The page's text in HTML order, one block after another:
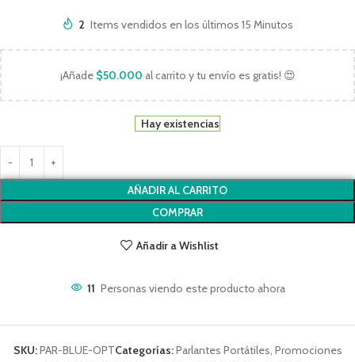
2 Items vendidos en los últimos 15 Minutos
¡Añade $50.000 al carrito y tu envío es gratis! 😍
Hay existencias
AÑADIR AL CARRITO
COMPRAR
Añadir a Wishlist
11 Personas viendo este producto ahora
SKU:PAR-BLUE-OPTCategorías:Parlantes Portátiles, Promociones